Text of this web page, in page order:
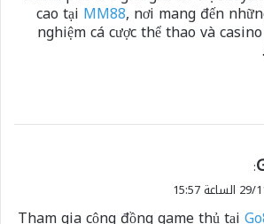
cao tại MM88, nơi mang đến
nghiệm cá cược thể thao và
:
15:57
Tham gia cộng đồng game thủ tại